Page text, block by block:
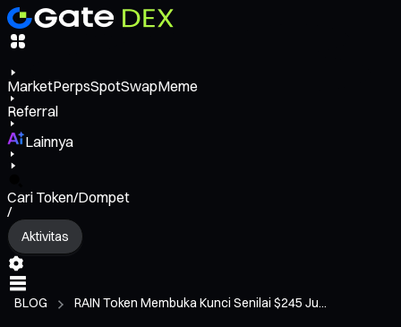
MarketPerpsSpotSwapMeme
Referral
Lainnya
Cari Token/Dompet
/
Aktivitas
BLOG RAIN Token Membuka Kunci Senilai $245 Ju...